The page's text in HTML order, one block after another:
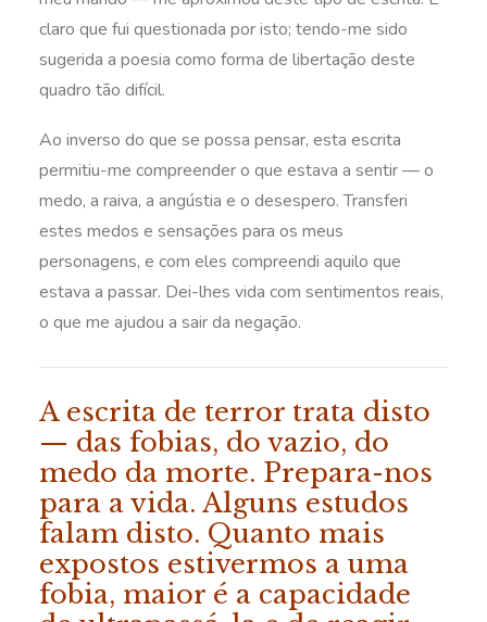
claro que fui questionada por isto; tendo-me sido
sugerida a poesia como forma de libertação deste
quadro tão difícil.
Ao inverso do que se possa pensar, esta escrita
permitiu-me compreender o que estava a sentir — o
medo, a raiva, a angústia e o desespero. Transferi
estes medos e sensações para os meus
personagens, e com eles compreendi aquilo que
estava a passar. Dei-lhes vida com sentimentos reais,
o que me ajudou a sair da negação.
A escrita de terror trata disto
— das fobias, do vazio, do
medo da morte. Prepara-nos
para a vida. Alguns estudos
falam disto. Quanto mais
expostos estivermos a uma
fobia, maior é a capacidade